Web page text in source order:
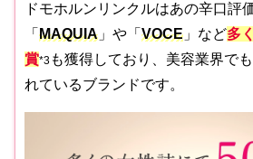
ドモホルンリンクルはあの辛口評
「 MAQUIA 」や「 VOCE 」など多
賞*3 も獲得しており、美容業界で
れているブランドです。